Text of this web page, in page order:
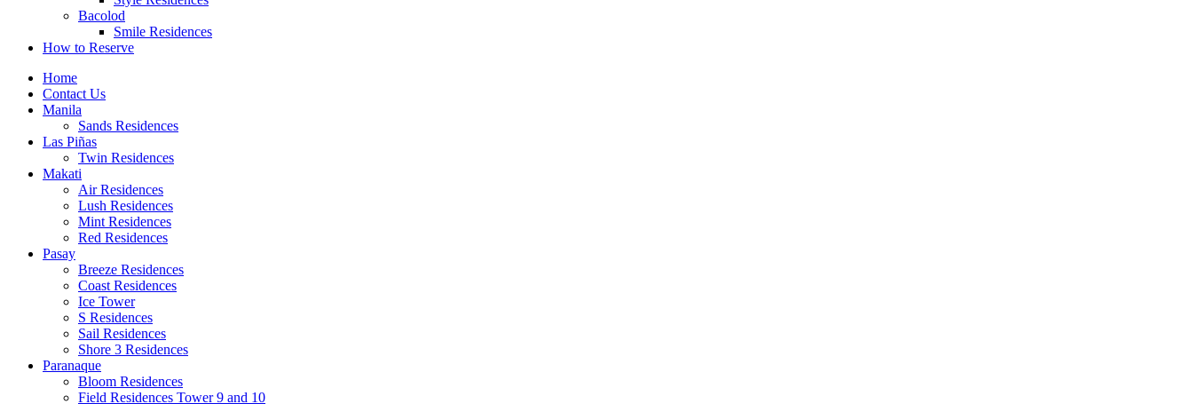
Bacolod
Smile Residences
How to Reserve
Home
Contact Us
Manila
Sands Residences
Las Piñas
Twin Residences
Makati
Air Residences
Lush Residences
Mint Residences
Red Residences
Pasay
Breeze Residences
Coast Residences
Ice Tower
S Residences
Sail Residences
Shore 3 Residences
Paranaque
Bloom Residences
Field Residences Tower 9 and 10